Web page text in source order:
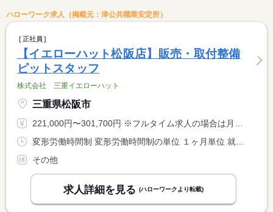
ハローワーク求人（掲載元：津公共職業安定所）
正社員
【イエローハット松阪店】販売・取付整備
ピットスタッフ
株式会社 三重イエローハット
三重県松阪市
221,000円〜301,700円 ※フルタイム求人の場合は月額（換算額）、パート求人の場合は時間額を表示しています。
その他
求人詳細を見る (ハローワークより転載)